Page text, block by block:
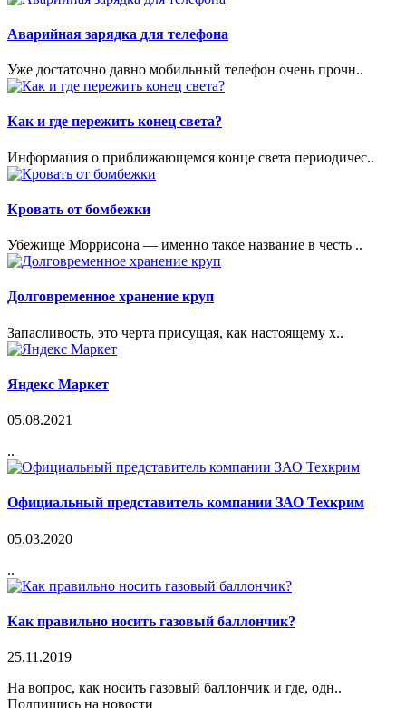
Аварийная зарядка для телефона
Уже достаточно давно мобильный телефон очень прочн..
Как и где пережить конец света?
Информация о приближающемся конце света периодичес..
Кровать от бомбежки
Убежище Моррисона — именно такое название в честь ..
Долговременное хранение круп
Запасливость, это черта присущая, как настоящему х..
Яндекс Маркет
05.08.2021
..
Официальный представитель компании ЗАО Техкрим
05.03.2020
..
Как правильно носить газовый баллончик?
25.11.2019
На вопрос, как носить газовый баллончик и где, одн..
Подпишись на новости